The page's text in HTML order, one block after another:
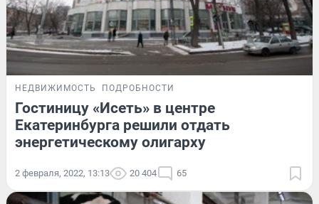
НЕДВИЖИМОСТЬ ПОДРОБНОСТИ
Гостиницу «Исеть» в центре
Екатеринбурга решили отдать
энергетическому олигарху
2 февраля, 2022, 13:13 20 404 65